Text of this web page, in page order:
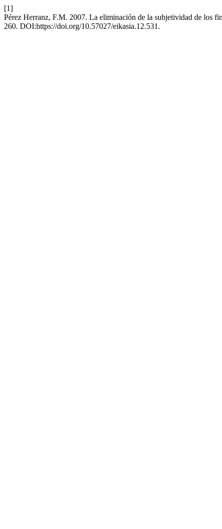
[1]
Pérez Herranz, F.M. 2007. La eliminación de la subjetividad de los
260. DOI:https://doi.org/10.57027/eikasia.12.531.